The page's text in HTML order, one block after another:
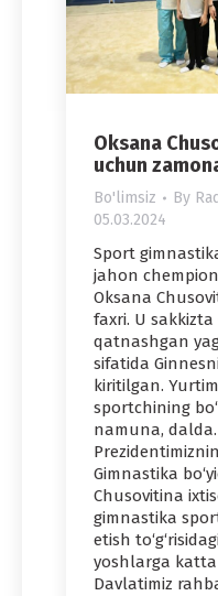
Oksana
uchun
Bo'limsiz By
05.03.2024
Sport
jahon
Oksana
faxri. U
qatnashgan
sifatida
kiritilgan.
sportchining
namuna, dalda.
Gimnastika
Chusovitina
gimnastika
etish
yoshlarga
Davlatimiz